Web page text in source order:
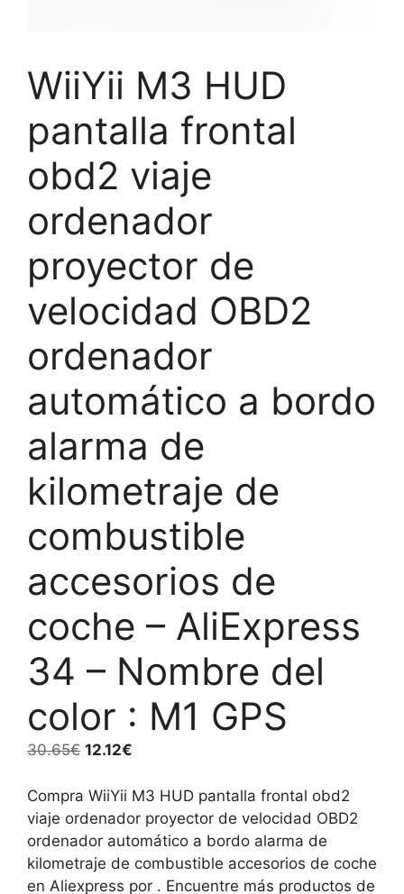
WiiYii M3 HUD
pantalla frontal
obd2 viaje
ordenador
proyector de
velocidad OBD2
ordenador
automático a bordo
alarma de
kilometraje de
combustible
accesorios de
coche – AliExpress
34 – Nombre del
color : M1 GPS
30.65€ El
original
era:
30.65€.
12.12€
actual
es:
12.12€.
Compra WiiYii M3 HUD pantalla frontal obd2
viaje ordenador proyector de velocidad OBD2
ordenador automático a bordo alarma de
kilometraje de combustible accesorios de coche
en Aliexpress por . Encuentre más productos de